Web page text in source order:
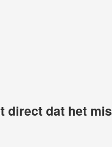
direct dat het mis